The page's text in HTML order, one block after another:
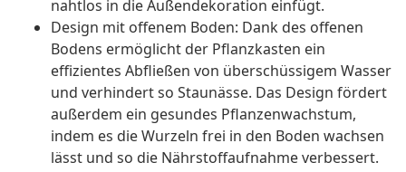
nahtlos in die Außendekoration einfügt.
Design mit offenem Boden: Dank des offenen
Bodens ermöglicht der Pflanzkasten ein
effizientes Abfließen von überschüssigem Wasser
und verhindert so Staunässe. Das Design fördert
außerdem ein gesundes Pflanzenwachstum,
indem es die Wurzeln frei in den Boden wachsen
lässt und so die Nährstoffaufnahme verbessert.